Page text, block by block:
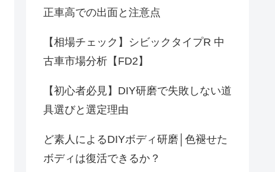
正車高での出面と注意点
【相場チェック】シビックタイプR 中
古車市場分析【FD2】
【初心者必見】DIY研磨で失敗しない道
具選びと選定理由
ど素人によるDIYボディ研磨│色褪せた
ボディは復活できるか？